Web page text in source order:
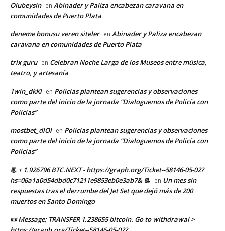
Olubeysin en Abinader y Paliza encabezan caravana en
comunidades de Puerto Plata
deneme bonusu veren siteler en Abinader y Paliza encabezan
caravana en comunidades de Puerto Plata
trix guru en Celebran Noche Larga de los Museos entre música,
teatro, y artesanía
1win_dkKl en Policías plantean sugerencias y observaciones
como parte del inicio de la jornada “Dialoguemos de Policía con
Policías”
mostbet_dlOl en Policías plantean sugerencias y observaciones
como parte del inicio de la jornada “Dialoguemos de Policía con
Policías”
📃 + 1.926796 BTC.NEXT - https://graph.org/Ticket--58146-05-02?
hs=06a1a0d54dbd0c71211e9853eb0e3ab7& 📃 en Un mes sin
respuestas tras el derrumbe del Jet Set que dejó más de 200
muertos en Santo Domingo
📜 Message; TRANSFER 1.238655 bitcoin. Go to withdrawal >